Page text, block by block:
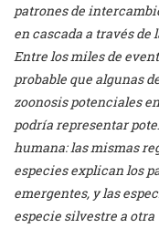
patrones de
en cascada a través
Entre los miles de
probable que algunas
zoonosis potenciales
podría representar
humana: las mismas
especies explican los
emergentes, y las
especie silvestre a